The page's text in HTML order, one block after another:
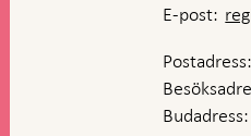
E-post: